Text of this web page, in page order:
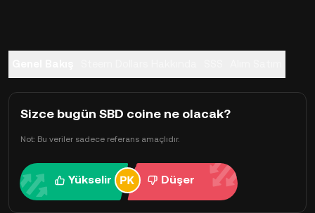
Sizce bugün SBD coine ne olacak?
Not: Bu veriler sadece referans amaçlıdır.
Yükselir Düşer